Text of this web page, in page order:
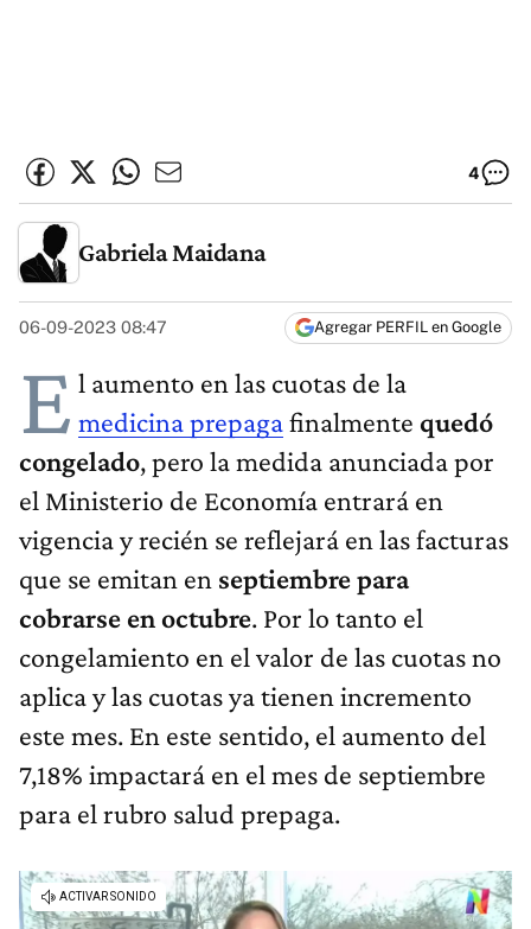
4
Gabriela Maidana
06-09-2023 08:47 Agregar PERFIL en Google
E l aumento en las cuotas de la
medicina prepagafinalmente quedó
congelado, pero la medida anunciada por
el Ministerio de Economía entrará en
vigencia y recién se reflejará en las facturas
que se emitan en septiembre para
cobrarse en octubre. Por lo tanto el
congelamiento en el valor de las cuotas no
aplica y las cuotas ya tienen incremento
este mes. En este sentido, el aumento del
7,18% impactará en el mes de septiembre
para el rubro salud prepaga.